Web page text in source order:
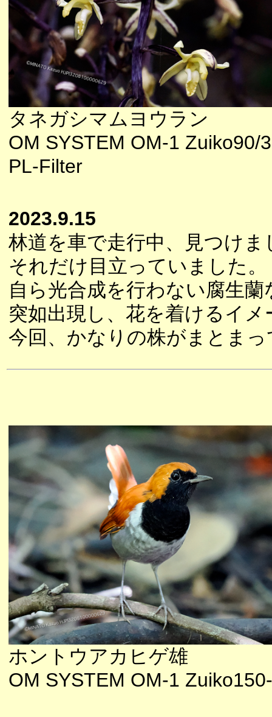
タネガシマムヨウラン
OM SYSTEM OM-1 Zuiko90/
PL-Filter
2023.9.15
林道を車で走行中、見つけま
それだけ目立っていました。
自ら光合成を行わない腐生
突如出現し、花を着けるイメ
今回、かなりの株がまとま
ホントウアカヒゲ雄
OM SYSTEM OM-1